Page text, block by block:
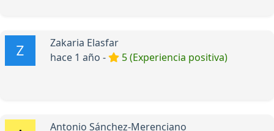
Zakaria Elasfar
hace 1 año -
5 (Experiencia positiva)
Antonio Sánchez-Merenciano